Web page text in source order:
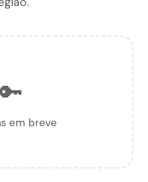
🔑
em breve